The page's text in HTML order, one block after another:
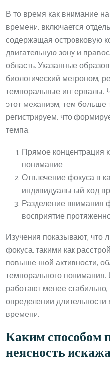
В то время как внимание
времени, включается
содержащая островковую
двигательную зону и
область. Указанные
биологический метроном,
темпоральные интервалы.
этот механизм, тем
регистрируем, что
темпа.
Прямое концентрация
понимание
Отвлечение фокуса в
индивидуальный ход
Разделение внимания
восприятие
Изучения показывают, что
фокуса, такими как
повышенной активности,
темпорального понимания.
работают менее
определении
времени.
Каким способом
неясность